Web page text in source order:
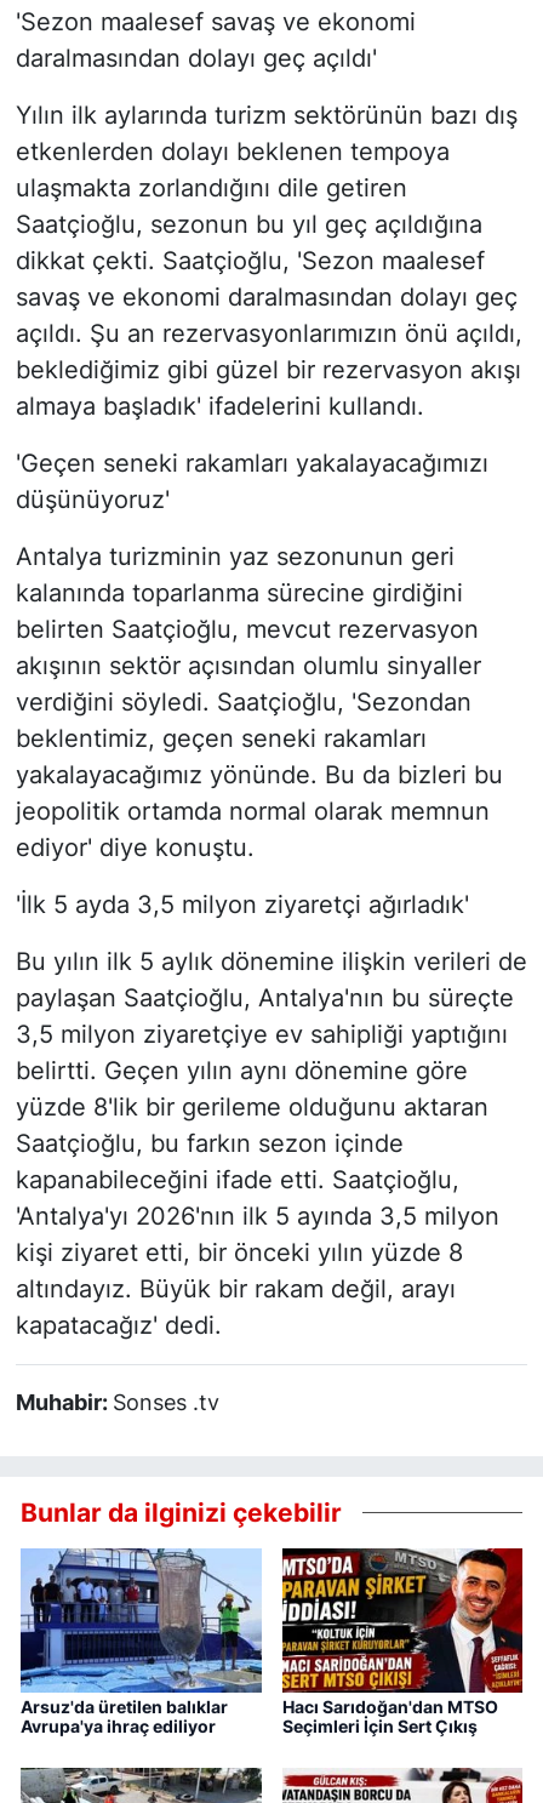
'Sezon maalesef savaş ve ekonomi
daralmasından dolayı geç açıldı'
Yılın ilk aylarında turizm sektörünün bazı dış
etkenlerden dolayı beklenen tempoya
ulaşmakta zorlandığını dile getiren
Saatçioğlu, sezonun bu yıl geç açıldığına
dikkat çekti. Saatçioğlu, 'Sezon maalesef
savaş ve ekonomi daralmasından dolayı geç
açıldı. Şu an rezervasyonlarımızın önü açıldı,
beklediğimiz gibi güzel bir rezervasyon akışı
almaya başladık' ifadelerini kullandı.
'Geçen seneki rakamları yakalayacağımızı
düşünüyoruz'
Antalya turizminin yaz sezonunun geri
kalanında toparlanma sürecine girdiğini
belirten Saatçioğlu, mevcut rezervasyon
akışının sektör açısından olumlu sinyaller
verdiğini söyledi. Saatçioğlu, 'Sezondan
beklentimiz, geçen seneki rakamları
yakalayacağımız yönünde. Bu da bizleri bu
jeopolitik ortamda normal olarak memnun
ediyor' diye konuştu.
'İlk 5 ayda 3,5 milyon ziyaretçi ağırladık'
Bu yılın ilk 5 aylık dönemine ilişkin verileri de
paylaşan Saatçioğlu, Antalya'nın bu süreçte
3,5 milyon ziyaretçiye ev sahipliği yaptığını
belirtti. Geçen yılın aynı dönemine göre
yüzde 8'lik bir gerileme olduğunu aktaran
Saatçioğlu, bu farkın sezon içinde
kapanabileceğini ifade etti. Saatçioğlu,
'Antalya'yı 2026'nın ilk 5 ayında 3,5 milyon
kişi ziyaret etti, bir önceki yılın yüzde 8
altındayız. Büyük bir rakam değil, arayı
kapatacağız' dedi.
Muhabir: Sonses .tv
Bunlar da ilginizi çekebilir
Arsuz'da üretilen balıklar
Avrupa'ya ihraç ediliyor
Hacı Sarıdoğan'dan MTSO
Seçimleri İçin Sert Çıkış